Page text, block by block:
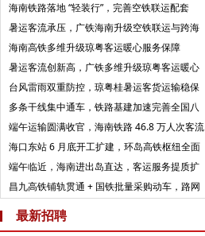
海南铁路落地 “轻装行”，完善空铁联运配套
暑运客流承压，广铁海南升级空铁联运与跨海
列车服务体验
海南高铁多维升级琼粤客运暖心服务保障
暑运客流创新高，广铁多维升级琼粤客运暖心
服务保障
台风雷雨双重防控，琼粤桂暑运客货运输稳保
畅通
多条干线集中通车，铁路基建加速完善全国八
纵八横网络
端午运输圆满收官，海南铁路 46.8 万人次客流
平稳有序输送
海口东站 6 月底开工扩建，环岛高铁枢纽全面
升级
端午临近，海南进出岛直达，客运服务提质扩
容惠旅客
昌九高铁铺轨贯通 + 国铁批量采购动车，路网
加密带动乘务岗位扩招
最新招聘